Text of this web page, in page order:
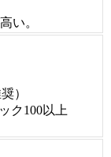
い。
）
ク100以上